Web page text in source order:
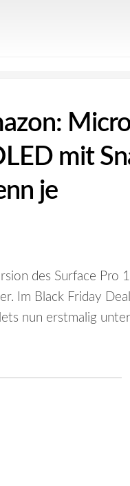
mit
je
des Surface Pro
Im Black Friday
nun erstmalig